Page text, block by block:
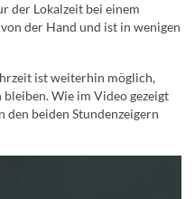
der Lokalzeit bei einem
der Hand und ist in wenigen
ist weiterhin möglich,
Wie im Video gezeigt
den beiden Stundenzeigern